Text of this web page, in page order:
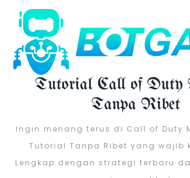
content
Tutorial Call of Duty
Tanpa Ribet
Ingin menang terus di Call of Duty
Tutorial Tanpa Ribet yang wajib
Lengkap dengan strategi terbaru